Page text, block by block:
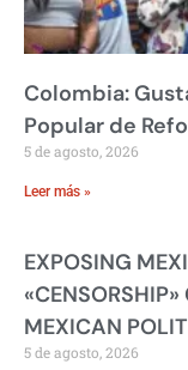
Colombia:
Popular de
5 de agosto, 2026
Leer más »
EXPOSING
MEXICAN
5 de agosto, 2026